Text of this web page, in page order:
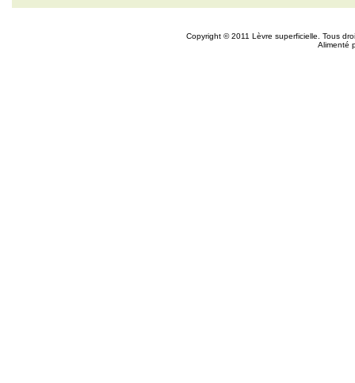
Copyright © 2011 Lèvre superficielle. Tous
Alimenté